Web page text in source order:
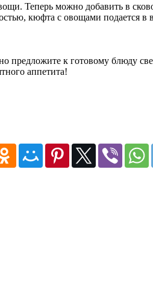
Теперь можно добавить в
кюфта с овощами подается
предложите к готовому блюду
аппетита!